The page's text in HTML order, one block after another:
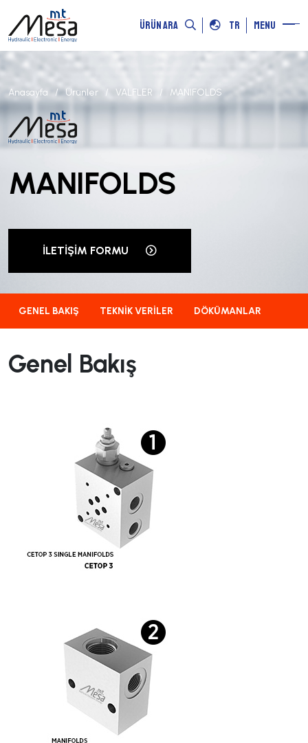
ÜRÜN ARA TR MENU
Anasayfa Ürünler VALFLER MANIFOLDS
MANIFOLDS
İLETIŞIM FORMU
GENEL BAKIŞ TEKNIK VERILER DÖKÜMANLAR
Genel Bakış